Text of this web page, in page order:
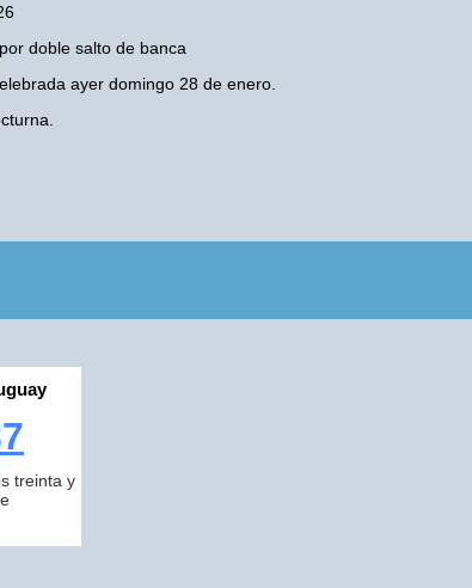
doble salto de banca
ayer domingo 28 de enero.
treinta y